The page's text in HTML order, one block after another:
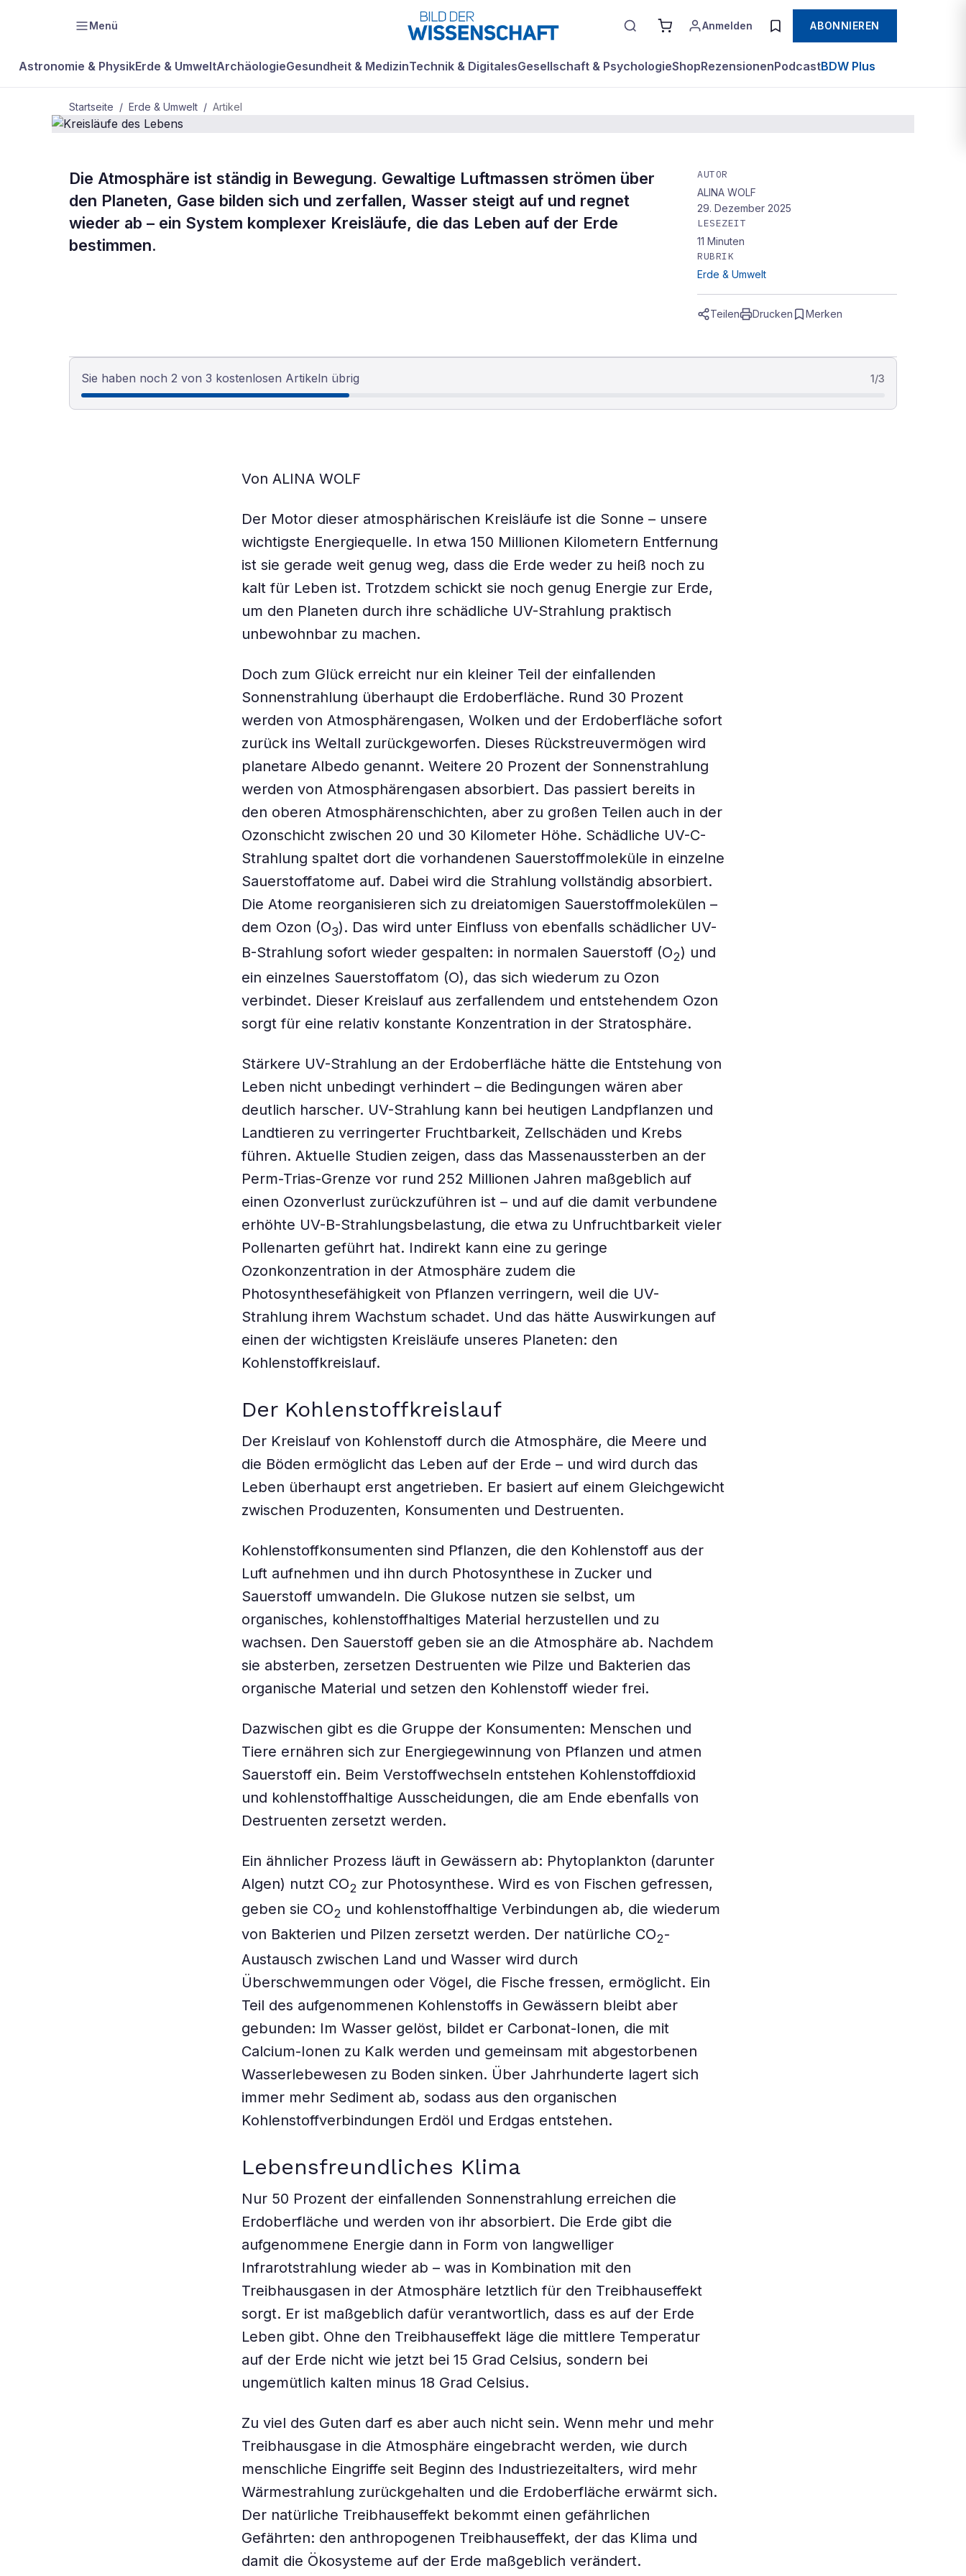
Menü Anmelden ABONNIEREN
Astronomie & PhysikErde & UmweltArchäologieGesundheit & MedizinTechnik & DigitalesGesellschaft & PsychologieShopRezensionenPodcastBDW Plus
Startseite / Erde & Umwelt / Artikel
BDW PlusERDE & UMWELT
Kreisläufe des
Lebens
Die Atmosphäre ist ständig in Bewegung. Gewaltige Luftmassen strömen über
den Planeten, Gase bilden sich und zerfallen, Wasser steigt auf und regnet
wieder ab – ein System komplexer Kreisläufe, die das Leben auf der Erde
bestimmen.
AUTOR
ALINA WOLF
29. Dezember 2025
LESEZEIT
11 Minuten
RUBRIK
Erde & Umwelt
Teilen Drucken Merken
Sie haben noch 2 von 3 kostenlosen Artikeln übrig 1/3
Von ALINA WOLF
Der Motor dieser atmosphärischen Kreisläufe ist die Sonne – unsere
wichtigste Energiequelle. In etwa 150 Millionen Kilometern Entfernung
ist sie gerade weit genug weg, dass die Erde weder zu heiß noch zu
kalt für Leben ist. Trotzdem schickt sie noch genug Energie zur Erde,
um den Planeten durch ihre schädliche UV-Strahlung praktisch
unbewohnbar zu machen.
Doch zum Glück erreicht nur ein kleiner Teil der einfallenden
Sonnenstrahlung überhaupt die Erdoberfläche. Rund 30 Prozent
werden von Atmosphärengasen, Wolken und der Erdoberfläche sofort
zurück ins Weltall zurückgeworfen. Dieses Rückstreuvermögen wird
planetare Albedo genannt. Weitere 20 Prozent der Sonnenstrahlung
werden von Atmosphärengasen absorbiert. Das passiert bereits in
den oberen Atmosphärenschichten, aber zu großen Teilen auch in der
Ozonschicht zwischen 20 und 30 Kilometer Höhe. Schädliche UV-C-
Strahlung spaltet dort die vorhandenen Sauerstoffmoleküle in einzelne
Sauerstoffatome auf. Dabei wird die Strahlung vollständig absorbiert.
Die Atome reorganisieren sich zu dreiatomigen Sauerstoffmolekülen –
dem Ozon (O3). Das wird unter Einfluss von ebenfalls schädlicher UV-
B-Strahlung sofort wieder gespalten: in normalen Sauerstoff (O2) und
ein einzelnes Sauerstoffatom (O), das sich wiederum zu Ozon
verbindet. Dieser Kreislauf aus zerfallendem und entstehendem Ozon
sorgt für eine relativ konstante Konzentration in der Stratosphäre.
Stärkere UV-Strahlung an der Erdoberfläche hätte die Entstehung von
Leben nicht unbedingt verhindert – die Bedingungen wären aber
deutlich harscher. UV-Strahlung kann bei heutigen Landpflanzen und
Landtieren zu verringerter Fruchtbarkeit, Zellschäden und Krebs
führen. Aktuelle Studien zeigen, dass das Massenaussterben an der
Perm-Trias-Grenze vor rund 252 Millionen Jahren maßgeblich auf
einen Ozonverlust zurückzuführen ist – und auf die damit verbundene
erhöhte UV-B-Strahlungsbelastung, die etwa zu Unfruchtbarkeit vieler
Pollenarten geführt hat. Indirekt kann eine zu geringe
Ozonkonzentration in der Atmosphäre zudem die
Photosynthesefähigkeit von Pflanzen verringern, weil die UV-
Strahlung ihrem Wachstum schadet. Und das hätte Auswirkungen auf
einen der wichtigsten Kreisläufe unseres Planeten: den
Kohlenstoffkreislauf.
Der Kohlenstoffkreislauf
Der Kreislauf von Kohlenstoff durch die Atmosphäre, die Meere und
die Böden ermöglicht das Leben auf der Erde – und wird durch das
Leben überhaupt erst angetrieben. Er basiert auf einem Gleichgewicht
zwischen Produzenten, Konsumenten und Destruenten.
Kohlenstoffkonsumenten sind Pflanzen, die den Kohlenstoff aus der
Luft aufnehmen und ihn durch Photosynthese in Zucker und
Sauerstoff umwandeln. Die Glukose nutzen sie selbst, um
organisches, kohlenstoffhaltiges Material herzustellen und zu
wachsen. Den Sauerstoff geben sie an die Atmosphäre ab. Nachdem
sie absterben, zersetzen Destruenten wie Pilze und Bakterien das
organische Material und setzen den Kohlenstoff wieder frei.
Dazwischen gibt es die Gruppe der Konsumenten: Menschen und
Tiere ernähren sich zur Energiegewinnung von Pflanzen und atmen
Sauerstoff ein. Beim Verstoffwechseln entstehen Kohlenstoffdioxid
und kohlenstoffhaltige Ausscheidungen, die am Ende ebenfalls von
Destruenten zersetzt werden.
Ein ähnlicher Prozess läuft in Gewässern ab: Phytoplankton (darunter
Algen) nutzt CO2 zur Photosynthese. Wird es von Fischen gefressen,
geben sie CO2 und kohlenstoffhaltige Verbindungen ab, die wiederum
von Bakterien und Pilzen zersetzt werden. Der natürliche CO2-
Austausch zwischen Land und Wasser wird durch
Überschwemmungen oder Vögel, die Fische fressen, ermöglicht. Ein
Teil des aufgenommenen Kohlenstoffs in Gewässern bleibt aber
gebunden: Im Wasser gelöst, bildet er Carbonat-Ionen, die mit
Calcium-Ionen zu Kalk werden und gemeinsam mit abgestorbenen
Wasserlebewesen zu Boden sinken. Über Jahrhunderte lagert sich
immer mehr Sediment ab, sodass aus den organischen
Kohlenstoffverbindungen Erdöl und Erdgas entstehen.
Lebensfreundliches Klima
Nur 50 Prozent der einfallenden Sonnenstrahlung erreichen die
Erdoberfläche und werden von ihr absorbiert. Die Erde gibt die
aufgenommene Energie dann in Form von langwelliger
Infrarotstrahlung wieder ab – was in Kombination mit den
Treibhausgasen in der Atmosphäre letztlich für den Treibhauseffekt
sorgt. Er ist maßgeblich dafür verantwortlich, dass es auf der Erde
Leben gibt. Ohne den Treibhauseffekt läge die mittlere Temperatur
auf der Erde nicht wie jetzt bei 15 Grad Celsius, sondern bei
ungemütlich kalten minus 18 Grad Celsius.
Zu viel des Guten darf es aber auch nicht sein. Wenn mehr und mehr
Treibhausgase in die Atmosphäre eingebracht werden, wie durch
menschliche Eingriffe seit Beginn des Industriezeitalters, wird mehr
Wärmestrahlung zurückgehalten und die Erdoberfläche erwärmt sich.
Der natürliche Treibhauseffekt bekommt einen gefährlichen
Gefährten: den anthropogenen Treibhauseffekt, der das Klima und
damit die Ökosysteme auf der Erde maßgeblich verändert.